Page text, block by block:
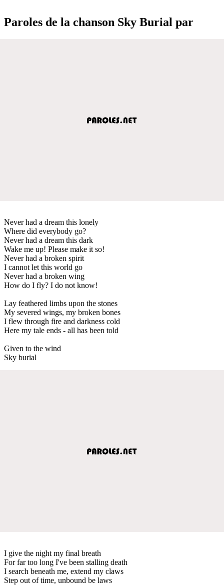
Paroles de la chanson Sky Burial par
Never had a dream this lonely
Where did everybody go?
Never had a dream this dark
Wake me up! Please make it so!
Never had a broken spirit
I cannot let this world go
Never had a broken wing
How do I fly? I do not know!
Lay feathered limbs upon the stones
My severed wings, my broken bones
I flew through fire and darkness cold
Here my tale ends - all has been told
Given to the wind
Sky burial
I give the night my final breath
For far too long I've been stalling death
I search beneath me, extend my claws
Step out of time, unbound be laws